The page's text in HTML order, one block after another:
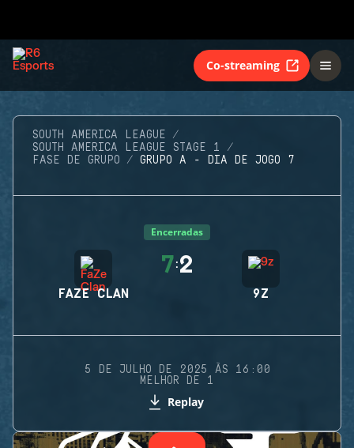
Co-streaming
SOUTH AMERICA LEAGUE
SOUTH AMERICA LEAGUE STAGE 1
FASE DE GRUPO
GRUPO A - DIA DE JOGO 7
Encerradas
FAZE CLAN
7:2
9Z
5 DE JULHO DE 2025 ÀS 16:00
MELHOR DE 1
Replay